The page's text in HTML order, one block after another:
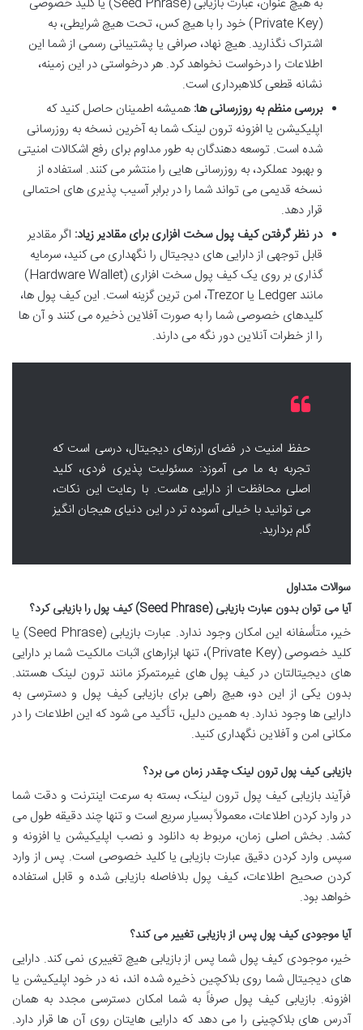
(Private Key) خود را با هیچ کس، تحت هیچ شرایطی، به
اشتراک نگذارید. هیچ نهاد، صرافی یا پشتیبانی رسمی از شما این
اطلاعات را درخواست نخواهد کرد. هر درخواستی در این زمینه،
نشانه قطعی کلاهبرداری است.
بررسی منظم به روزرسانی ها: همیشه اطمینان حاصل کنید که
اپلیکیشن یا افزونه ترون لینک شما به آخرین نسخه به روزرسانی
شده است. توسعه دهندگان به طور مداوم برای رفع اشکالات امنیتی
و بهبود عملکرد، به روزرسانی هایی را منتشر می کنند. استفاده از
نسخه قدیمی می تواند شما را در برابر آسیب پذیری های احتمالی
قرار دهد.
در نظر گرفتن کیف پول سخت افزاری برای مقادیر زیاد: اگر مقادیر
قابل توجهی از دارایی های دیجیتال را نگهداری می کنید، سرمایه
گذاری بر روی یک کیف پول سخت افزاری (Hardware Wallet)
مانند Ledger یا Trezor، امن ترین گزینه است. این کیف پول ها،
کلیدهای خصوصی شما را به صورت آفلاین ذخیره می کنند و آن ها
را از خطرات آنلاین دور نگه می دارند.
حفظ امنیت در فضای ارزهای دیجیتال، درسی است که
تجربه به ما می آموزد: مسئولیت پذیری فردی، کلید
اصلی محافظت از دارایی هاست. با رعایت این نکات،
می توانید با خیالی آسوده تر در این دنیای هیجان انگیز
گام بردارید.
سوالات متداول
آیا می توان بدون عبارت بازیابی (Seed Phrase) کیف پول را بازیابی کرد؟
خیر، متأسفانه این امکان وجود ندارد. عبارت بازیابی (Seed Phrase) یا
کلید خصوصی (Private Key)، تنها ابزارهای اثبات مالکیت شما بر دارایی
های دیجیتالتان در کیف پول های غیرمتمرکز مانند ترون لینک هستند.
بدون یکی از این دو، هیچ راهی برای بازیابی کیف پول و دسترسی به
دارایی ها وجود ندارد. به همین دلیل، تأکید می شود که این اطلاعات را در
مکانی امن و آفلاین نگهداری کنید.
بازیابی کیف پول ترون لینک چقدر زمان می برد؟
فرآیند بازیابی کیف پول ترون لینک، بسته به سرعت اینترنت و دقت شما
در وارد کردن اطلاعات، معمولاً بسیار سریع است و تنها چند دقیقه طول می
کشد. بخش اصلی زمان، مربوط به دانلود و نصب اپلیکیشن یا افزونه و
سپس وارد کردن دقیق عبارت بازیابی یا کلید خصوصی است. پس از وارد
کردن صحیح اطلاعات، کیف پول بلافاصله بازیابی شده و قابل استفاده
خواهد بود.
آیا موجودی کیف پول پس از بازیابی تغییر می کند؟
خیر، موجودی کیف پول شما پس از بازیابی هیچ تغییری نمی کند. دارایی
های دیجیتال شما روی بلاکچین ذخیره شده اند، نه در خود اپلیکیشن یا
افزونه. بازیابی کیف پول صرفاً به شما امکان دسترسی مجدد به همان
آدرس های بلاکچینی را می دهد که دارایی هایتان روی آن ها قرار دارد.